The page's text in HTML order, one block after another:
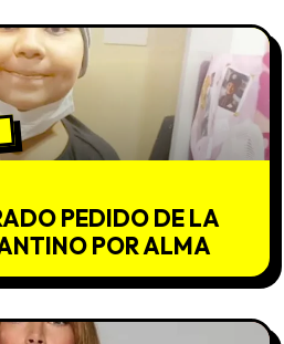
PEDIDO DE LA
POR ALMA